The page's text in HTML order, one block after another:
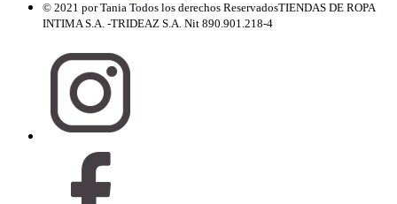
© 2021 por Tania Todos los derechos ReservadosTIENDAS DE ROPA
INTIMA S.A. -TRIDEAZ S.A. Nit 890.901.218-4